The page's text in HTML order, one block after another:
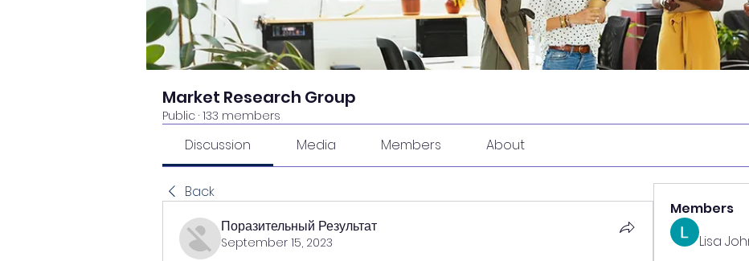
Market Research Group
Public · 133 members
Discussion Media Members About
Back
Поразительный Результат
September 15, 2023
Members
Lisa